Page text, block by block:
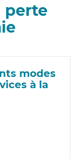
perte
modes
à la